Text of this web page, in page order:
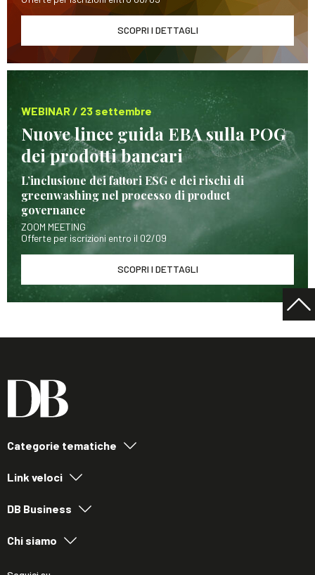
SCOPRI I DETTAGLI
WEBINAR / 23 settembre
Nuove linee guida EBA sulla POG
dei prodotti bancari
L’inclusione dei fattori ESG e dei rischi di
greenwashing nel processo di product
governance
ZOOM MEETING
Offerte per iscrizioni entro il 02/09
SCOPRI I DETTAGLI
Categorie tematiche
Link veloci
DB Business
Chi siamo